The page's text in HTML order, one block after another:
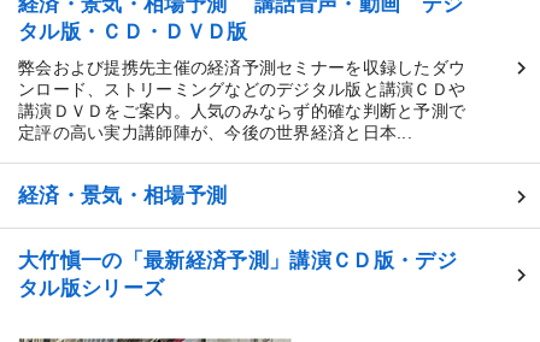
タル版・ＣＤ・ＤＶＤ版
弊会および提携先主催の経済予測セミナーを収録したダウ
ンロード、ストリーミングなどのデジタル版と講演ＣＤや
講演ＤＶＤをご案内。人気のみならず的確な判断と予測で
定評の高い実力講師陣が、今後の世界経済と日本...
経済・景気・相場予測
大竹愼一の「最新経済予測」講演ＣＤ版・デジ
タル版シリーズ